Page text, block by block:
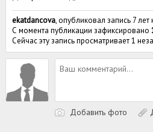
ekatdancova, опубликовал запись 7 лет
С момента публикации зафиксировано
Сейчас эту запись просматривает 1
Добавить фото